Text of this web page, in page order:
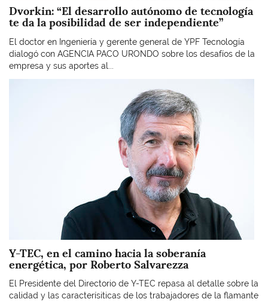
Dvorkin: “El desarrollo autónomo de tecnología
te da la posibilidad de ser independiente”
El doctor en Ingeniería y gerente general de YPF Tecnología
dialogó con AGENCIA PACO URONDO sobre los desafíos de la
empresa y sus aportes al...
Y-TEC, en el camino hacia la soberanía
energética, por Roberto Salvarezza
El Presidente del Directorio de Y-TEC repasa al detalle sobre la
calidad y las caracterísiticas de los trabajadores de la flamante